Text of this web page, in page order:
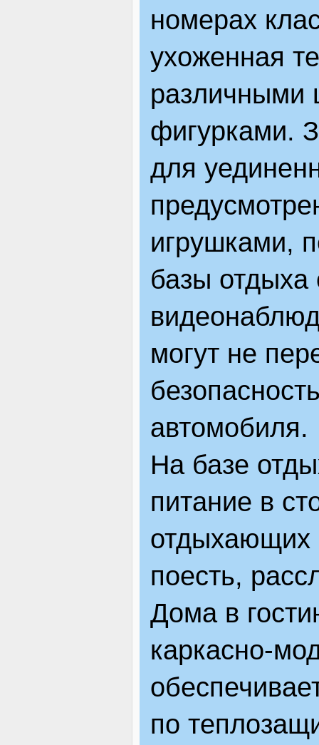
номерах
ухоженная
различными
фигурками.
для
игрушками,
базы отдыха
могут не
автомобиля.
На базе
питание в
отдыхающих
поесть,
Дома в
каркасно-
по